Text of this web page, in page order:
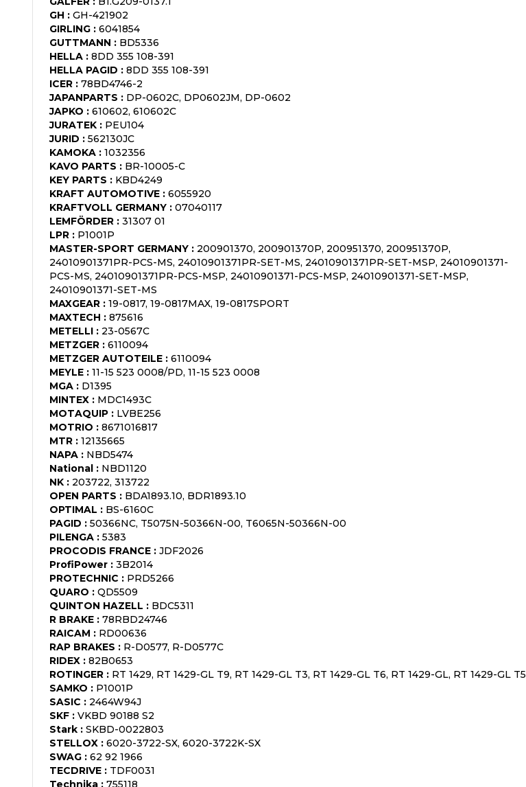
GH : GH-421902
GIRLING : 6041854
GUTTMANN : BD5336
HELLA : 8DD 355 108-391
HELLA PAGID : 8DD 355 108-391
ICER : 78BD4746-2
JAPANPARTS : DP-0602C, DP0602JM, DP-0602
JAPKO : 610602, 610602C
JURATEK : PEU104
JURID : 562130JC
KAMOKA : 1032356
KAVO PARTS : BR-10005-C
KEY PARTS : KBD4249
KRAFT AUTOMOTIVE : 6055920
KRAFTVOLL GERMANY : 07040117
LEMFÖRDER : 31307 01
LPR : P1001P
MASTER-SPORT GERMANY : 200901370, 200901370P, 200951370, 200951370P,
24010901371PR-PCS-MS, 24010901371PR-SET-MS, 24010901371PR-SET-MSP, 24010901371-
PCS-MS, 24010901371PR-PCS-MSP, 24010901371-PCS-MSP, 24010901371-SET-MSP,
24010901371-SET-MS
MAXGEAR : 19-0817, 19-0817MAX, 19-0817SPORT
MAXTECH : 875616
METELLI : 23-0567C
METZGER : 6110094
METZGER AUTOTEILE : 6110094
MEYLE : 11-15 523 0008/PD, 11-15 523 0008
MGA : D1395
MINTEX : MDC1493C
MOTAQUIP : LVBE256
MOTRIO : 8671016817
MTR : 12135665
NAPA : NBD5474
National : NBD1120
NK : 203722, 313722
OPEN PARTS : BDA1893.10, BDR1893.10
OPTIMAL : BS-6160C
PAGID : 50366NC, T5075N-50366N-00, T6065N-50366N-00
PILENGA : 5383
PROCODIS FRANCE : JDF2026
ProfiPower : 3B2014
PROTECHNIC : PRD5266
QUARO : QD5509
QUINTON HAZELL : BDC5311
R BRAKE : 78RBD24746
RAICAM : RD00636
RAP BRAKES : R-D0577, R-D0577C
RIDEX : 82B0653
ROTINGER : RT 1429, RT 1429-GL T9, RT 1429-GL T3, RT 1429-GL T6, RT 1429-GL, RT 1429-GL T5
SAMKO : P1001P
SASIC : 2464W94J
SKF : VKBD 90188 S2
Stark : SKBD-0022803
STELLOX : 6020-3722-SX, 6020-3722K-SX
SWAG : 62 92 1966
TECDRIVE : TDF0031
Technika : 755118